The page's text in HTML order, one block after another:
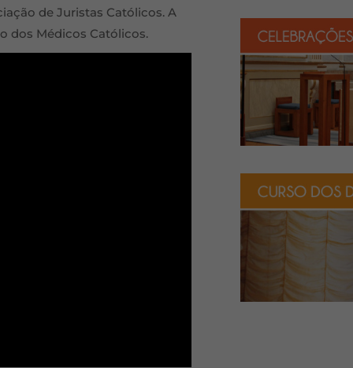
de Juristas Católicos. A
dos Médicos Católicos.